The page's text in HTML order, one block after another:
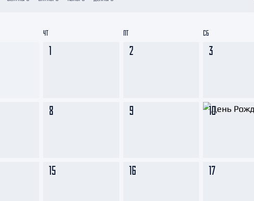
Салават Юлаев
1 2 3
8 9 10
15 16 17
ЧТ ПТ СБ